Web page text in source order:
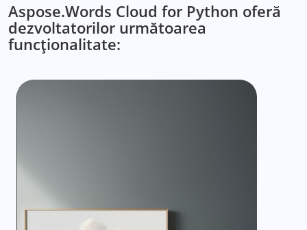
Aspose.Words Cloud for Python oferă
dezvoltatorilor următoarea
funcționalitate: